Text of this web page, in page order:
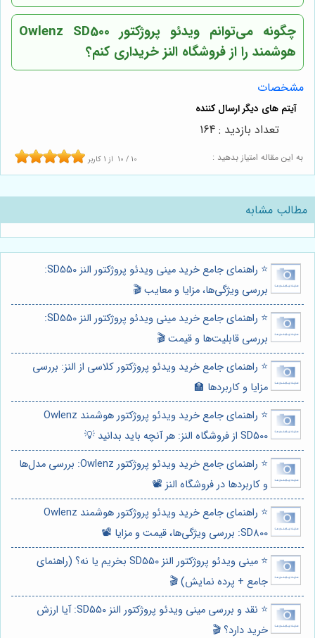
چگونه می‌توانم ویدئو پروژکتور Owlenz SD500
هوشمند را از فروشگاه النز خریداری کنم؟
مشخصات
به این مقاله امتیاز بدهید : 10 / 10 از 1 کاربر
تعداد بازدید : 164
مطالب مشابه
⭐️ راهنمای جامع خرید مینی ویدئو پروژکتور النز SD550:
بررسی ویژگی‌ها، مزایا و معایب 🎬
⭐️ راهنمای جامع خرید مینی ویدئو پروژکتور النز SD550:
بررسی قابلیت‌ها و قیمت 🎬
⭐️ راهنمای جامع خرید ویدئو پروژکتور کلاسی از النز: بررسی
مزایا و کاربردها 🏫
⭐️ راهنمای جامع خرید ویدئو پروژکتور هوشمند Owlenz
SD500 از فروشگاه النز: هر آنچه باید بدانید 💡
⭐️ راهنمای جامع خرید ویدئو پروژکتور Owlenz: بررسی مدل‌ها
و کاربردها در فروشگاه النز 📽️
⭐️ راهنمای جامع خرید ویدئو پروژکتور هوشمند Owlenz
SD800: بررسی ویژگی‌ها، قیمت و مزایا 📽️
⭐️ مینی ویدئو پروژکتور النز SD550 بخریم یا نه؟ (راهنمای
جامع + پرده نمایش) 🎬
⭐️ نقد و بررسی مینی ویدئو پروژکتور النز SD550: آیا ارزش
خرید دارد؟ 🎬